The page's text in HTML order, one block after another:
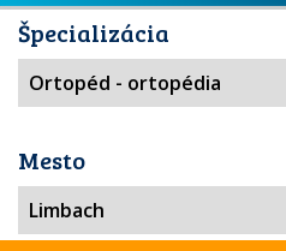
Špecializácia
Mesto